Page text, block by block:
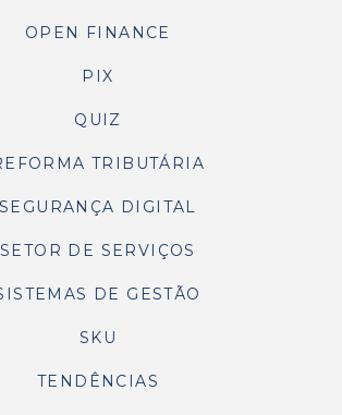
OPEN FINANCE
PIX
QUIZ
TRIBUTÁRIA
SEGURANÇA DIGITAL
SETOR DE SERVIÇOS
DE GESTÃO
SKU
TENDÊNCIAS